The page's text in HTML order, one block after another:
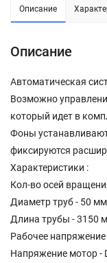
Описание
Описание
Автоматическая
Возможно
который идет в
Фоны
фиксируются
Характеристики :
Кол-во осей
Диаметр труб - 50 мм
Длина трубы - 3150
Рабочее
Напряжение мотор -